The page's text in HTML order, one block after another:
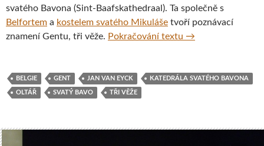
svatého Bavona (Sint-Baafskathedraal). Ta společně s
Belfortem a kostelem svatého Mikuláše tvoří poznávací
znamení Gentu, tři věže. Pokračování textu Katedrála svatého
→
BELGIE GENT JAN VAN EYCK KATEDRÁLA SVATÉHO BAVONA
OLTÁŘ SVATÝ BAVO TŘI VĚŽE